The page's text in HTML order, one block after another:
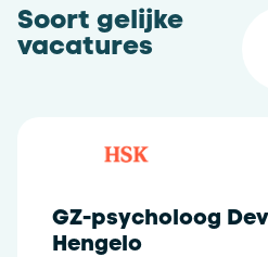
Soort gelijke
vacatures
GZ-psycholoog
Hengelo